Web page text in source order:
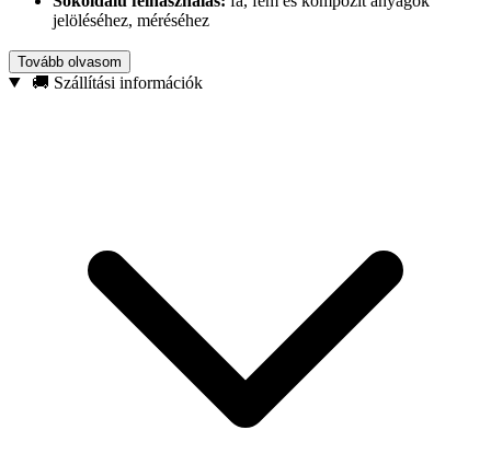
jelöléséhez, méréséhez
Válaszd, hatartós, precíz és jól olvasható
amely hosszú távon is megbízható pontosságot nyújt a mindennapi
Tovább olvasom
🚚 Szállítási információk